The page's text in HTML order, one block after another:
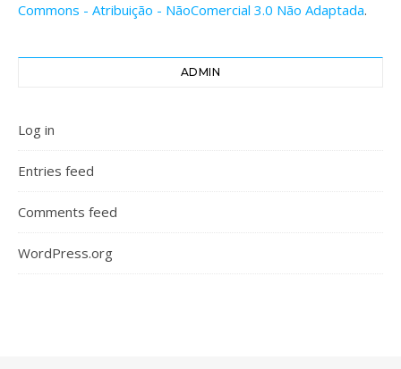
Commons - Atribuição - NãoComercial 3.0 Não Adaptada.
ADMIN
Log in
Entries feed
Comments feed
WordPress.org